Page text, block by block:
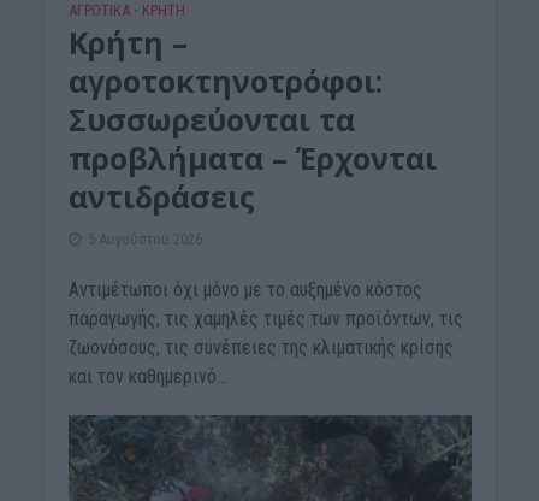
ΑΓΡΟΤΙΚΑ • ΚΡΗΤΗ
Κρήτη –
αγροτοκτηνοτρόφοι:
Συσσωρεύονται τα
προβλήματα – Έρχονται
αντιδράσεις
5 Αυγούστου 2026
Αντιμέτωποι όχι μόνο με το αυξημένο κόστος
παραγωγής, τις χαμηλές τιμές των προϊόντων, τις
ζωονόσους, τις συνέπειες της κλιματικής κρίσης
και τον καθημερινό...